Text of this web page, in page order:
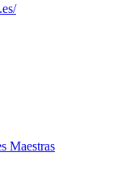
Maestras